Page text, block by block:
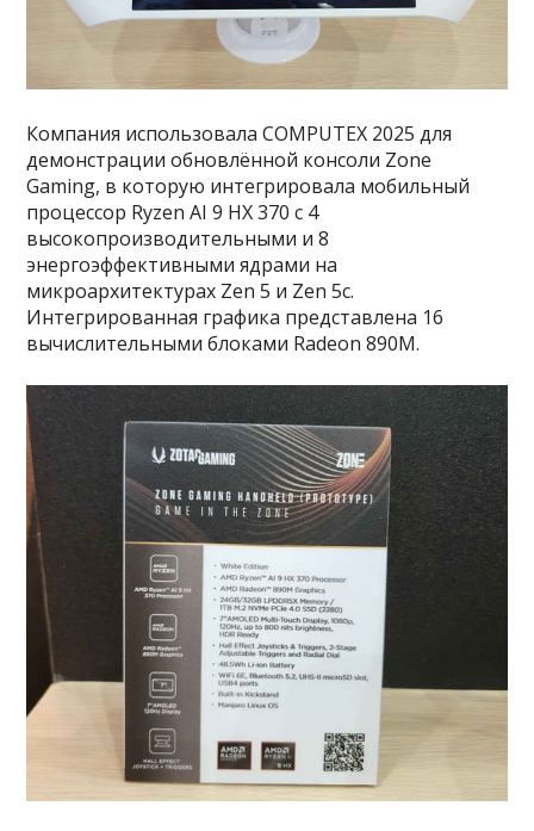
Компания использовала COMPUTEX 2025 для
демонстрации обновлённой консоли Zone
Gaming, в которую интегрировала мобильный
процессор Ryzen AI 9 HX 370 с 4
высокопроизводительными и 8
энергоэффективными ядрами на
микроархитектурах Zen 5 и Zen 5c.
Интегрированная графика представлена 16
вычислительными блоками Radeon 890M.